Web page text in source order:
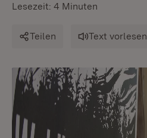
Lesezeit: 4 Minuten
Teilen Text vorlesen